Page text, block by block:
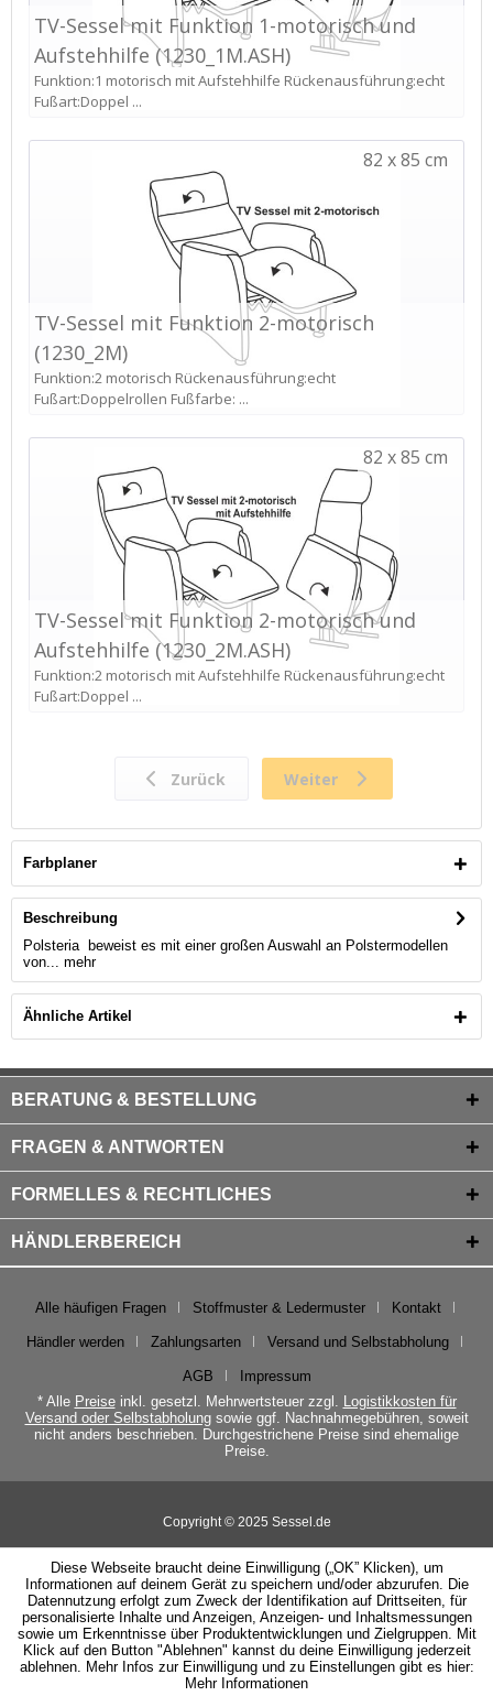
Farbplaner
Beschreibung
Polsteria beweist es mit einer großen Auswahl an Polstermodellen
von... mehr
Ähnliche Artikel
BERATUNG & BESTELLUNG
FRAGEN & ANTWORTEN
FORMELLES & RECHTLICHES
HÄNDLERBEREICH
Alle häufigen Fragen Stoffmuster & Ledermuster Kontakt
Händler werden Zahlungsarten Versand und Selbstabholung
AGB
Impressum
* Alle Preiseinkl. gesetzl. Mehrwertsteuer zzgl. Logistikkosten für
Versand oder Selbstabholungsowie ggf. Nachnahmegebühren, soweit
nicht anders beschrieben. Durchgestrichene Preise sind ehemalige
Preise.
Copyright © 2025 Sessel.de
Diese Webseite braucht deine Einwilligung („OK” Klicken), um
Informationen auf deinem Gerät zu speichern und/oder abzurufen. Die
Datennutzung erfolgt zum Zweck der Identifikation auf Drittseiten, für
personalisierte Inhalte und Anzeigen, Anzeigen- und Inhaltsmessungen
sowie um Erkenntnisse über Produktentwicklungen und Zielgruppen. Mit
Klick auf den Button "Ablehnen" kannst du deine Einwilligung jederzeit
ablehnen. Mehr Infos zur Einwilligung und zu Einstellungen gibt es hier:
Mehr Informationen